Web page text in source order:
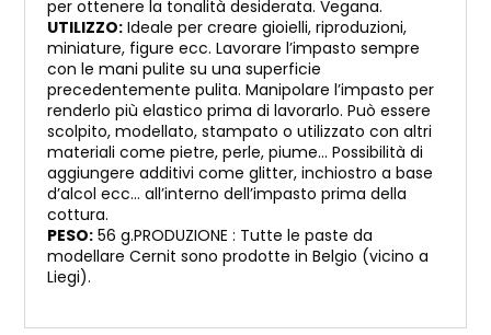
per ottenere la tonalità desiderata. Vegana.
UTILIZZO: Ideale per creare gioielli, riproduzioni,
miniature, figure ecc. Lavorare l’impasto sempre
con le mani pulite su una superficie
precedentemente pulita. Manipolare l’impasto per
renderlo più elastico prima di lavorarlo. Può essere
scolpito, modellato, stampato o utilizzato con altri
materiali come pietre, perle, piume… Possibilità di
aggiungere additivi come glitter, inchiostro a base
d’alcol ecc… all’interno dell’impasto prima della
cottura.
PESO: 56 g.PRODUZIONE : Tutte le paste da
modellare Cernit sono prodotte in Belgio (vicino a
Liegi).